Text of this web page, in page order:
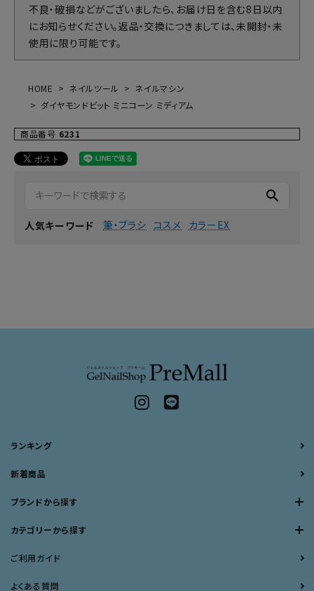
不良・破損などがございましたら、お届け日を含む8日以内
にお知らせください。返品・交換につきましては、未開封・未
使用に限り可能です。
HOME ネイルツール
ネイルマシン
ダイヤモンドビット ミニコーン ミディアム
商品番号 6231
search
人気キーワード 筆・ブラシ コスメ カラーEX
ランキング
新着商品
ブランドから探す
カテゴリーから探す
ご利用ガイド
よくある質問